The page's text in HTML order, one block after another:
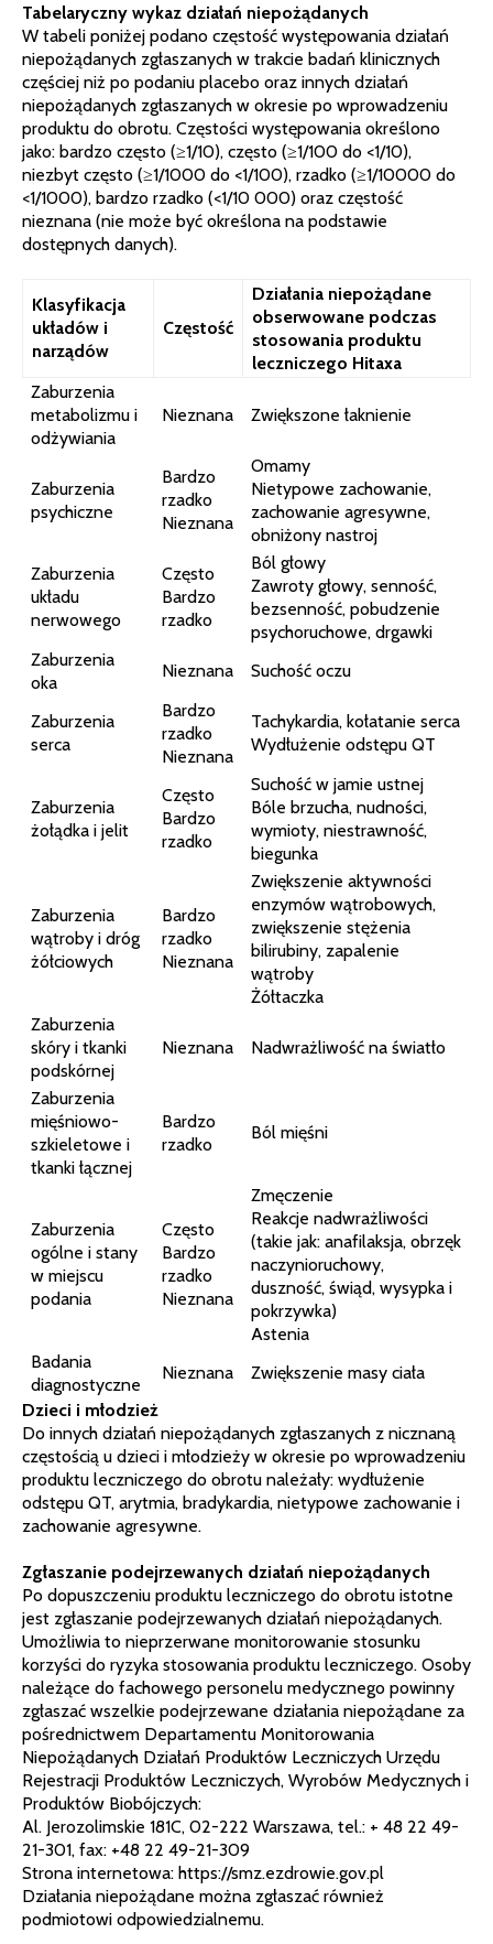
Tabelaryczny wykaz działań niepożądanych
W tabeli poniżej podano częstość występowania działań
niepożądanych zgłaszanych w trakcie badań klinicznych
częściej niż po podaniu placebo oraz innych działań
niepożądanych zgłaszanych w okresie po wprowadzeniu
produktu do obrotu. Częstości występowania określono
jako: bardzo często (≥1/10), często (≥1/100 do <1/10),
niezbyt często (≥1/1000 do <1/100), rzadko (≥1/10000 do
<1/1000), bardzo rzadko (<1/10 000) oraz częstość
nieznana (nie może być określona na podstawie
dostępnych danych).
Klasyfikacja
układów i
narządów
Częstość
Działania niepożądane
obserwowane podczas
stosowania produktu
leczniczego Hitaxa
Zaburzenia
metabolizmu i
odżywiania
Nieznana Zwiększone łaknienie
Zaburzenia
psychiczne
Bardzo
rzadko
Nieznana
Omamy
Nietypowe zachowanie,
zachowanie agresywne,
obniżony nastroj
Zaburzenia
układu
nerwowego
Często
Bardzo
rzadko
Ból głowy
Zawroty głowy, senność,
bezsenność, pobudzenie
psychoruchowe, drgawki
Zaburzenia
oka
Nieznana Suchość oczu
Zaburzenia
serca
Bardzo
rzadko
Nieznana
Tachykardia, kołatanie serca
Wydłużenie odstępu QT
Zaburzenia
żołądka i jelit
Często
Bardzo
rzadko
Suchość w jamie ustnej
Bóle brzucha, nudności,
wymioty, niestrawność,
biegunka
Zaburzenia
wątroby i dróg
żółciowych
Bardzo
rzadko
Nieznana
Zwiększenie aktywności
enzymów wątrobowych,
zwiększenie stężenia
bilirubiny, zapalenie
wątroby
Żółtaczka
Zaburzenia
skóry i tkanki
podskórnej
Nieznana Nadwrażliwość na światło
Zaburzenia
mięśniowo-
szkieletowe i
tkanki łącznej
Bardzo
rzadko
Ból mięśni
Zaburzenia
ogólne i stany
w miejscu
podania
Często
Bardzo
rzadko
Nieznana
Zmęczenie
Reakcje nadwrażliwości
(takie jak: anafilaksja, obrzęk
naczynioruchowy,
duszność, świąd, wysypka i
pokrzywka)
Astenia
Badania
diagnostyczne
Nieznana
Zwiększenie masy ciała
Dzieci i młodzież
Do innych działań niepożądanych zgłaszanych z nicznaną
częstością u dzieci i młodzieży w okresie po wprowadzeniu
produktu leczniczego do obrotu należały: wydłużenie
odstępu QT, arytmia, bradykardia, nietypowe zachowanie i
zachowanie agresywne.
Zgłaszanie podejrzewanych działań niepożądanych
Po dopuszczeniu produktu leczniczego do obrotu istotne
jest zgłaszanie podejrzewanych działań niepożądanych.
Umożliwia to nieprzerwane monitorowanie stosunku
korzyści do ryzyka stosowania produktu leczniczego. Osoby
należące do fachowego personelu medycznego powinny
zgłaszać wszelkie podejrzewane działania niepożądane za
pośrednictwem Departamentu Monitorowania
Niepożądanych Działań Produktów Leczniczych Urzędu
Rejestracji Produktów Leczniczych, Wyrobów Medycznych i
Produktów Biobójczych:
Al. Jerozolimskie 181C, 02-222 Warszawa, tel.: + 48 22 49-
21-301, fax: +48 22 49-21-309
Strona internetowa: https://smz.ezdrowie.gov.pl
Działania niepożądane można zgłaszać również
podmiotowi odpowiedzialnemu.